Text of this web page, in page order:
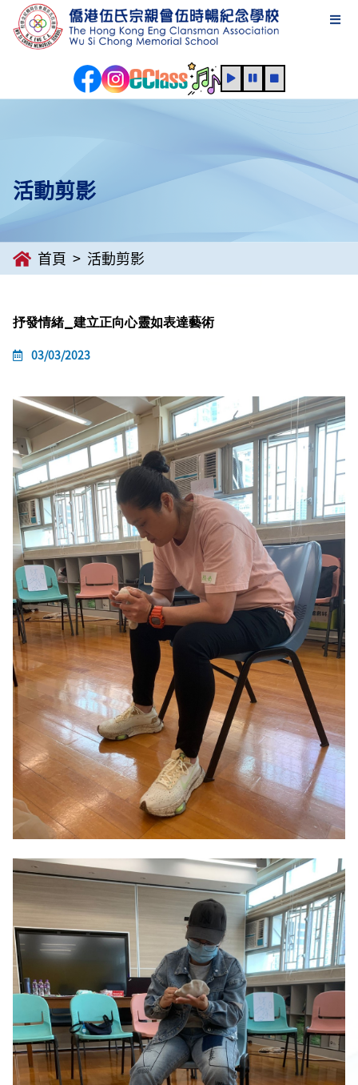
活動剪影
首頁 活動剪影
抒發情緒_建立正向心靈如表達藝術
03/03/2023